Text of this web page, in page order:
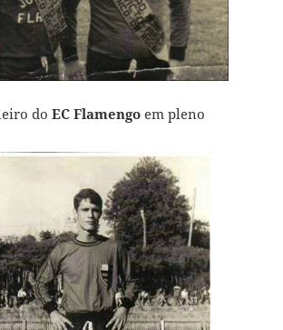
do EC Flamengoem pleno